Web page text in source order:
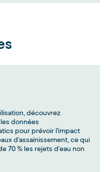
découvrez
données
pour prévoir l'impact
d'assainissement, ce qui
70 % les rejets d'eau non